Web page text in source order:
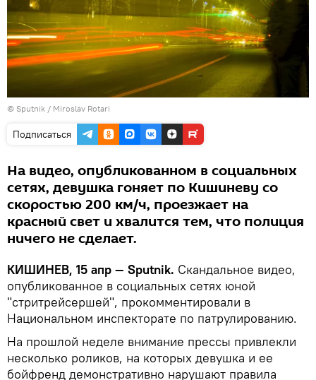
© Sputnik / Miroslav Rotari
Подписаться
На видео, опубликованном в социальных
сетях, девушка гоняет по Кишиневу со
скоростью 200 км/ч, проезжает на
красный свет и хвалится тем, что полиция
ничего не сделает.
КИШИНЕВ, 15 апр — Sputnik. Скандальное видео,
опубликованное в социальных сетях юной
"стритрейсершей", прокомментировали в
Национальном инспекторате по патрулированию.
На прошлой неделе внимание прессы привлекли
несколько роликов, на которых девушка и ее
бойфренд демонстративно нарушают правила